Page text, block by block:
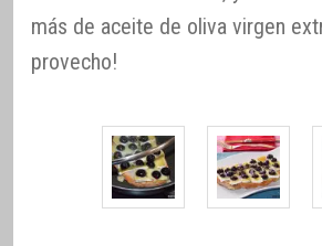
más de aceite de oliva virgen
provecho!